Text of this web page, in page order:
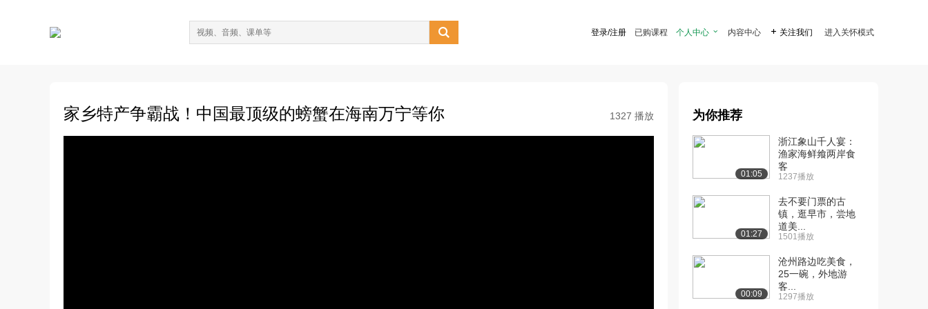
 登录/注册 已购课程 个人中心  内容中心  关注我们 进入关怀模式
家乡特产争霸战！中国最顶级的螃蟹在海南万宁等你 1327 播放 为你推荐
01:05
浙江象山千人宴：
渔家海鲜飨两岸食
客
1237播放
01:27
去不要门票的古
镇，逛早市，尝地
道美...
1501播放
00:09
沧州路边吃美食，
25一碗，外地游
客...
1297播放